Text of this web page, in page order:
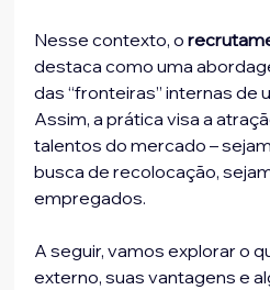
Nesse contexto, o
destaca como uma
das “fronteiras” internas de
Assim, a prática visa a
talentos do mercado –
busca de recolocação,
empregados.
A seguir, vamos explorar o
externo, suas vantagens e